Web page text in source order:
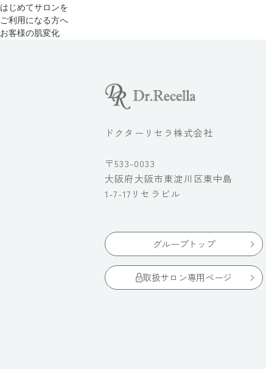
はじめてサロンを
ご利用になる方へ
お客様の肌変化
ドクターリセラ株式会社
〒533-0033
大阪府大阪市東淀川区東中島
1-7-17リセラビル
グループトップ
取扱サロン専用ページ